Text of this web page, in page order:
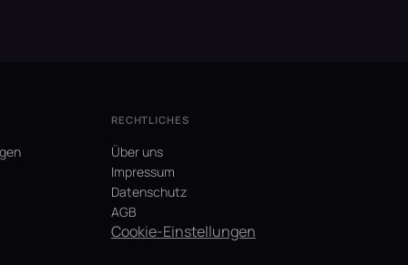
RECHTLICHES
Über uns
Impressum
Datenschutz
AGB
Cookie-Einstellungen